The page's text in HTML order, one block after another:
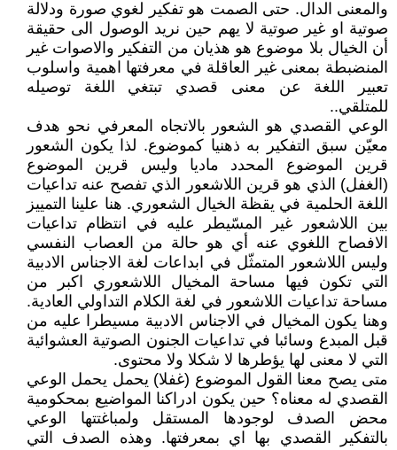
والمعنى الدال. حتى الصمت هو تفكير لغوي صورة ودلالة
صوتية او غير صوتية لا يهم حين نريد الوصول الى حقيقة
أن الخيال بلا موضوع هو هذيان من التفكير والاصوات غير
المنضبطة بمعنى غير العاقلة في معرفتها اهمية واسلوب
تعبير اللغة عن معنى قصدي تبتغي اللغة توصيله
للمتلقي..
الوعي القصدي هو الشعور بالاتجاه المعرفي نحو هدف
معيّن سبق التفكير به ذهنيا كموضوع. لذا يكون الشعور
قرين الموضوع المحدد ماديا وليس قرين الموضوع
(الغفل) الذي هو قرين اللاشعور الذي تفصح عنه تداعيات
اللغة الحلمية في يقظة الخيال الشعوري. هنا علينا التمييز
بين اللاشعور غير المسّيطر عليه في انتظام تداعيات
الافصاح اللغوي عنه أي هو حالة من العصاب النفسي
وليس اللاشعور المتمثّل في ابداعات لغة الاجناس الادبية
التي تكون فيها مساحة المخيال اللاشعوري اكبر من
مساحة تداعيات اللاشعور في لغة الكلام التداولي العادية.
وهنا يكون المخيال في الاجناس الادبية مسيطرا عليه من
قبل المبدع وسائبا في تداعيات الجنون الصوتية العشوائية
التي لا معنى لها يؤطرها لا شكلا ولا محتوى.
متى يصح معنا القول الموضوع (غفلا) يحمل يحمل الوعي
القصدي له معناه؟ حين يكون ادراكنا المواضيع بمحكومية
محض الصدف لوجودها المستقل ولمباغتتها الوعي
بالتفكير القصدي بها اي بمعرفتها. وهذه الصدف التي